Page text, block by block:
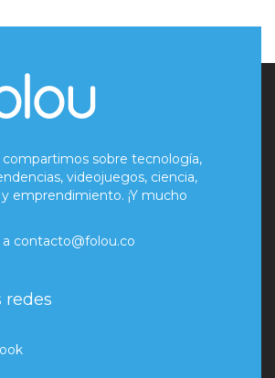
compartimos sobre tecnología,
videojuegos, ciencia,
emprendimiento. ¡Y mucho
contacto@folou.co
redes